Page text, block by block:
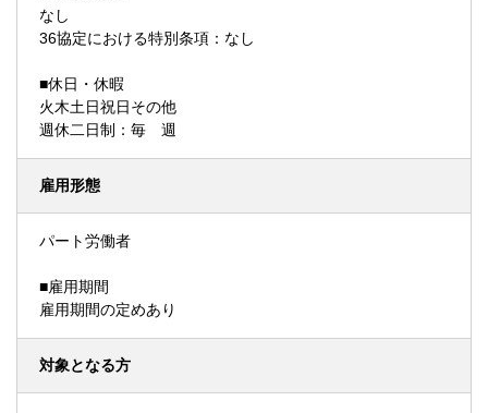
なし
36協定における特別条項：なし
■休日・休暇
火木土日祝日その他
週休二日制：毎 週
雇用形態
パート労働者
■雇用期間
雇用期間の定めあり
対象となる方